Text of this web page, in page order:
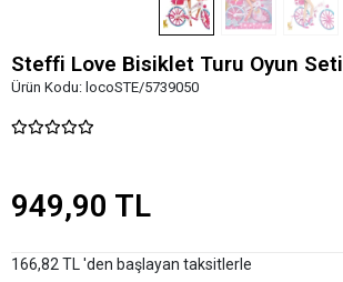
Steffi Love Bisiklet Turu Oyun Seti
Ürün Kodu: locoSTE/5739050
949,90 TL
166,82 TL 'den başlayan taksitlerle